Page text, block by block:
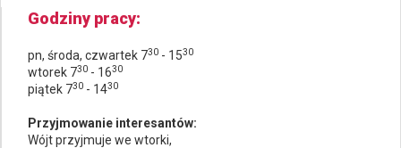
Godziny pracy
pn, środa, czwartek 730 - 1530
wtorek 730 - 1630
piątek 730 - 1430
Przyjmowanie interesantów:
Wójt przyjmuje we wtorki,